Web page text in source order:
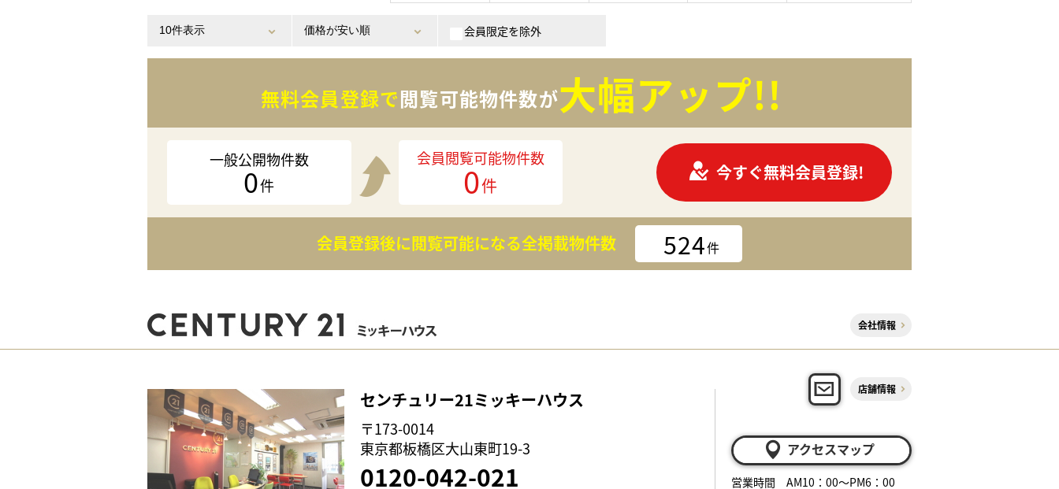
会員限定を除外
無料会員登録で閲覧可能物件数が大幅アップ!!
一般公開物件数
0件
会員閲覧可能物件数
0件
今すぐ無料会員登録!
会員登録後に閲覧可能になる全掲載物件数 524件
会社情報
センチュリー21ミッキーハウス
〒173-0014
東京都板橋区大山東町19-3
0120-042-021
店舗情報
アクセスマップ
営業時間 AM10：00～PM6：00